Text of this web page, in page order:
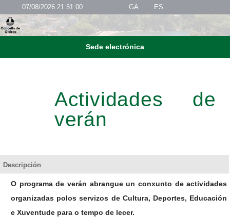
07/08/2026 21:51:00 GA ES
Sede electrónica
Actividades de
verán
Descripción
O programa de verán abrangue un conxunto de actividades
organizadas polos servizos de Cultura, Deportes, Educación
e Xuventude para o tempo de lecer.